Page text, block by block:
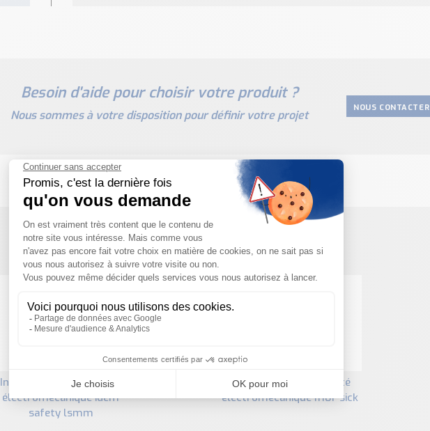
Besoin d'aide pour choisir votre produit ?
Nous sommes à votre disposition pour définir votre projet NOUS CONTACTER
PRODUITS SIMILAIRES
interrupteur de sécurité
électromécanique idem
safety lsmm
électromécanique i110r sick